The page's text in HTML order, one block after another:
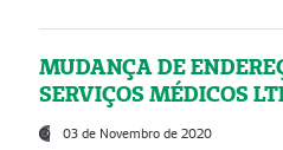
MUDANÇA DE
SERVIÇOS MÉDICOS
03 de Novembro de 2020